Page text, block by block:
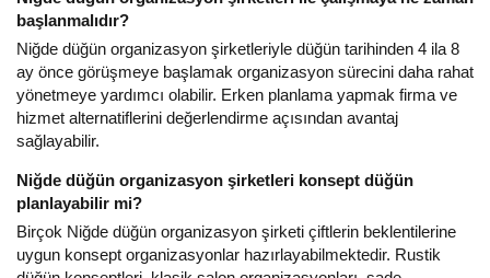
başlanmalıdır?
Niğde düğün organizasyon şirketleriyle düğün tarihinden 4 ila 8
ay önce görüşmeye başlamak organizasyon sürecini daha rahat
yönetmeye yardımcı olabilir. Erken planlama yapmak firma ve
hizmet alternatiflerini değerlendirme açısından avantaj
sağlayabilir.
Niğde düğün organizasyon şirketleri konsept düğün
planlayabilir mi?
Birçok Niğde düğün organizasyon şirketi çiftlerin beklentilerine
uygun konsept organizasyonlar hazırlayabilmektedir. Rustik